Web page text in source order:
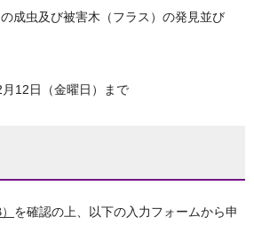
成虫及び被害木（フラス）の発見並び
12日（金曜日）まで
を確認の上、以下の入力フォームから申